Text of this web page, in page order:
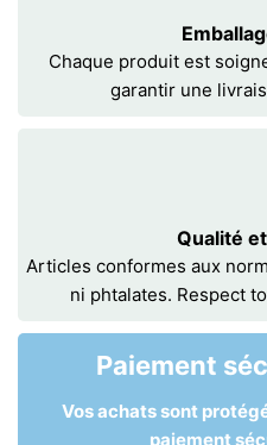
Chaque produit est
garantir une
Qualité
Articles conformes aux
ni phtalates. Respect
Paiement
Vos achats sont
paiement